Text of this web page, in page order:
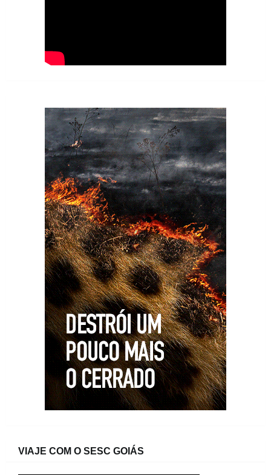
VIAJE COM O SESC GOIÁS